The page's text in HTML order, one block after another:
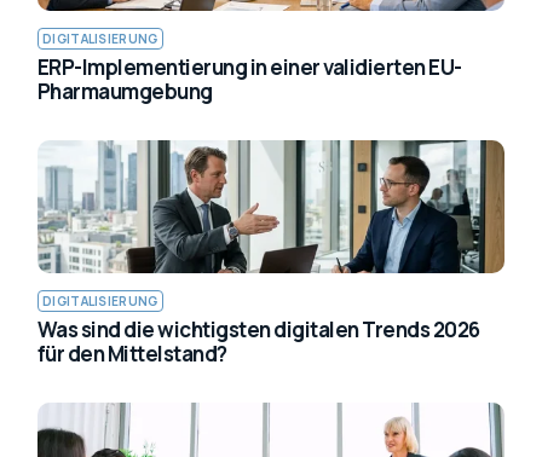
DIGITALISIERUNG
ERP-Implementierung in einer validierten EU-
Pharmaumgebung
DIGITALISIERUNG
Was sind die wichtigsten digitalen Trends 2026
für den Mittelstand?